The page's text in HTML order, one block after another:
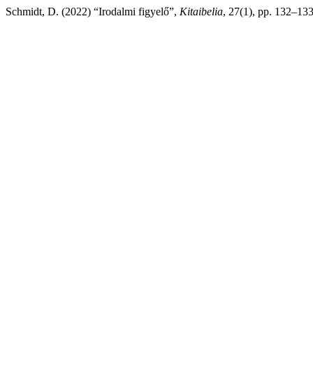
Schmidt, D. (2022) “Irodalmi figyelő”, Kitaibelia, 27(1), pp.